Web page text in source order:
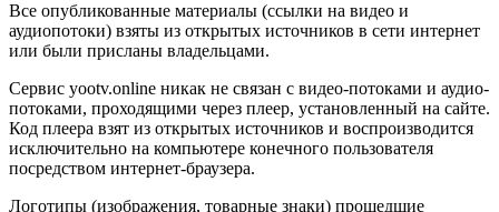
Все опубликованные материалы (ссылки на видео и
аудиопотоки) взяты из открытых источников в сети интернет
или были присланы владельцами.
Сервис yootv.online никак не связан с видео-потоками и аудио-
потоками, проходящими через плеер, установленный на сайте.
Код плеера взят из открытых источников и воспроизводится
исключительно на компьютере конечного пользователя
посредством интернет-браузера.
Логотипы (изображения, товарные знаки) прошедшие